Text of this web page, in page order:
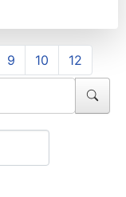
9 10 12